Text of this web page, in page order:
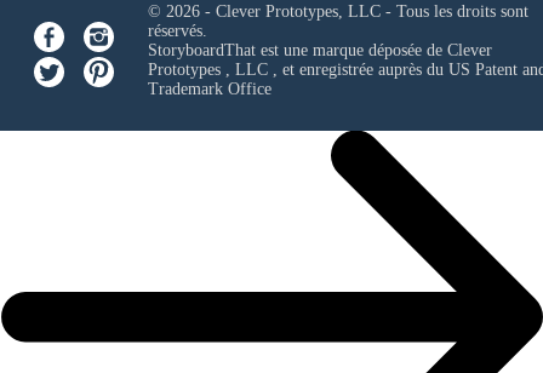
© 2026 - Clever Prototypes, LLC - Tous les droits sont
réservés.
StoryboardThat est une marque déposée de Clever
Prototypes , LLC, et enregistrée auprès du US Patent
Trademark Office